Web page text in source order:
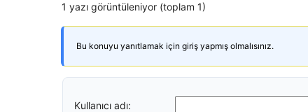
1 yazı görüntüleniyor (toplam 1)
Bu konuyu yanıtlamak için giriş yapmış olmalısınız.
Kullanıcı adı: